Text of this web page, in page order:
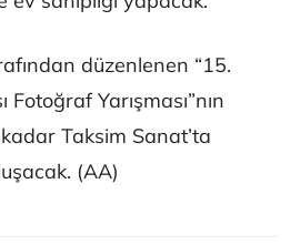
düzenlenen “15.
Yarışması”nın
Taksim Sanat’ta
(AA)